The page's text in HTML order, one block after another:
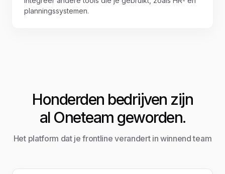
planningssystemen.
Honderden bedrijven zijn
al Oneteam geworden.
Het platform dat je frontline verandert in winnend team